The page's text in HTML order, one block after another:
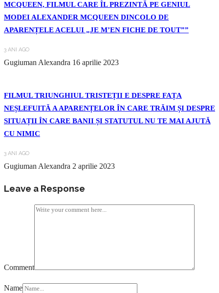
MCQUEEN, FILMUL CARE ÎL PREZINTĂ PE GENIUL
MODEI ALEXANDER MCQUEEN DINCOLO DE
APARENȚELE ACELUI „JE M’EN FICHE DE TOUT””
3 ANI AGO
Gugiuman Alexandra 16 aprilie 2023
FILMUL TRIUNGHIUL TRISTEȚII E DESPRE FAȚA
NEȘLEFUITĂ A APARENȚELOR ÎN CARE TRĂIM ȘI DESPRE
SITUAȚII ÎN CARE BANII ȘI STATUTUL NU TE MAI AJUTĂ
CU NIMIC
3 ANI AGO
Gugiuman Alexandra 2 aprilie 2023
Leave a Response
Comment
Name